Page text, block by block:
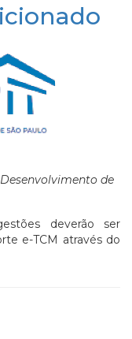
de
deverão ser
e-TCM através do